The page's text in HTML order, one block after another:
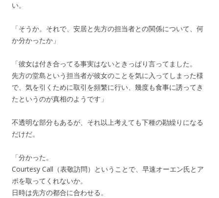
い。
「そうか。それで、安居と先方の担当者との関係について、何
か分かったか」
「彼女は付き合ってる事実はないときっぱり言ってました。
先方の堂島という担当者が彼女のことを気に入ってしまった様
で、気を引くために取引を頻繁に行い、幾度も食事に誘ってき
たというのが真相のようです」
不透明な部分もあるが、それ以上考えても下種の勘繰りになる
だけだ。
「分かった。
Courtesy Call（表敬訪問）ということで、早速オーエン氏とア
ポを取ってくれないか。
日時は先方の都合に合わせる。